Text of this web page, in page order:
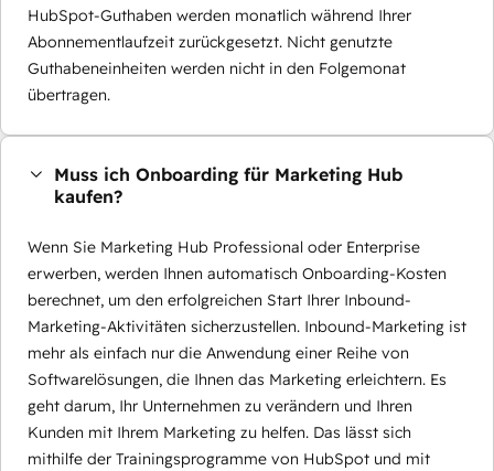
HubSpot-Guthaben werden monatlich während Ihrer
Abonnementlaufzeit zurückgesetzt. Nicht genutzte
Guthabeneinheiten werden nicht in den Folgemonat
übertragen.
Muss ich Onboarding für Marketing Hub
kaufen?
Wenn Sie Marketing Hub Professional oder Enterprise
erwerben, werden Ihnen automatisch Onboarding-Kosten
berechnet, um den erfolgreichen Start Ihrer Inbound-
Marketing-Aktivitäten sicherzustellen. Inbound-Marketing ist
mehr als einfach nur die Anwendung einer Reihe von
Softwarelösungen, die Ihnen das Marketing erleichtern. Es
geht darum, Ihr Unternehmen zu verändern und Ihren
Kunden mit Ihrem Marketing zu helfen. Das lässt sich
mithilfe der Trainingsprogramme von HubSpot und mit